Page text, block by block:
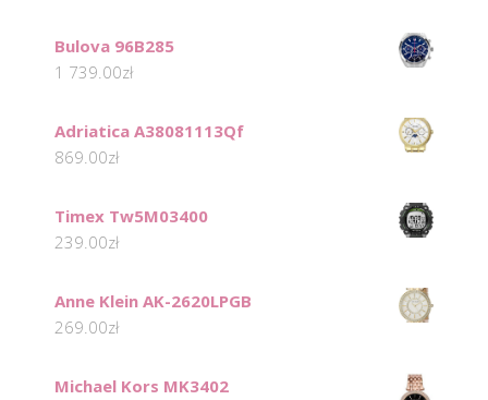
Bulova 96B285
1 739.00zł
Adriatica A38081113Qf
869.00zł
Timex Tw5M03400
239.00zł
Anne Klein AK-2620LPGB
269.00zł
Michael Kors MK3402